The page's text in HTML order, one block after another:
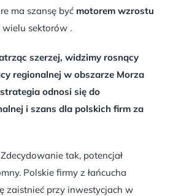
ma szansę być motorem wzrostu
wielu sektorów .
szerzej, widzimy rosnący
regionalnej w obszarze Morza
odnosi się do
i szans dla polskich firm za
Zdecydowanie tak, potencjał
Polskie firmy z łańcucha
zaistnieć przy inwestycjach w